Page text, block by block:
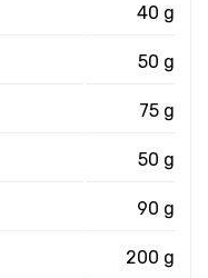
40 g
50 g
75 g
50 g
90 g
200 g